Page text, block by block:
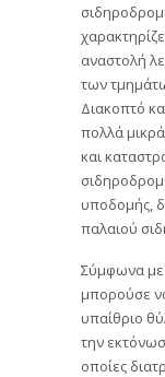
αναστολή
των
Διακοπτό
πολλά
και
υποδομής,
παλαιού
Σύμφωνα με
μπορούσε
υπαίθριο
την
οποίες